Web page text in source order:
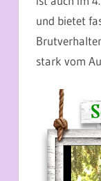
und bietet
stark vom